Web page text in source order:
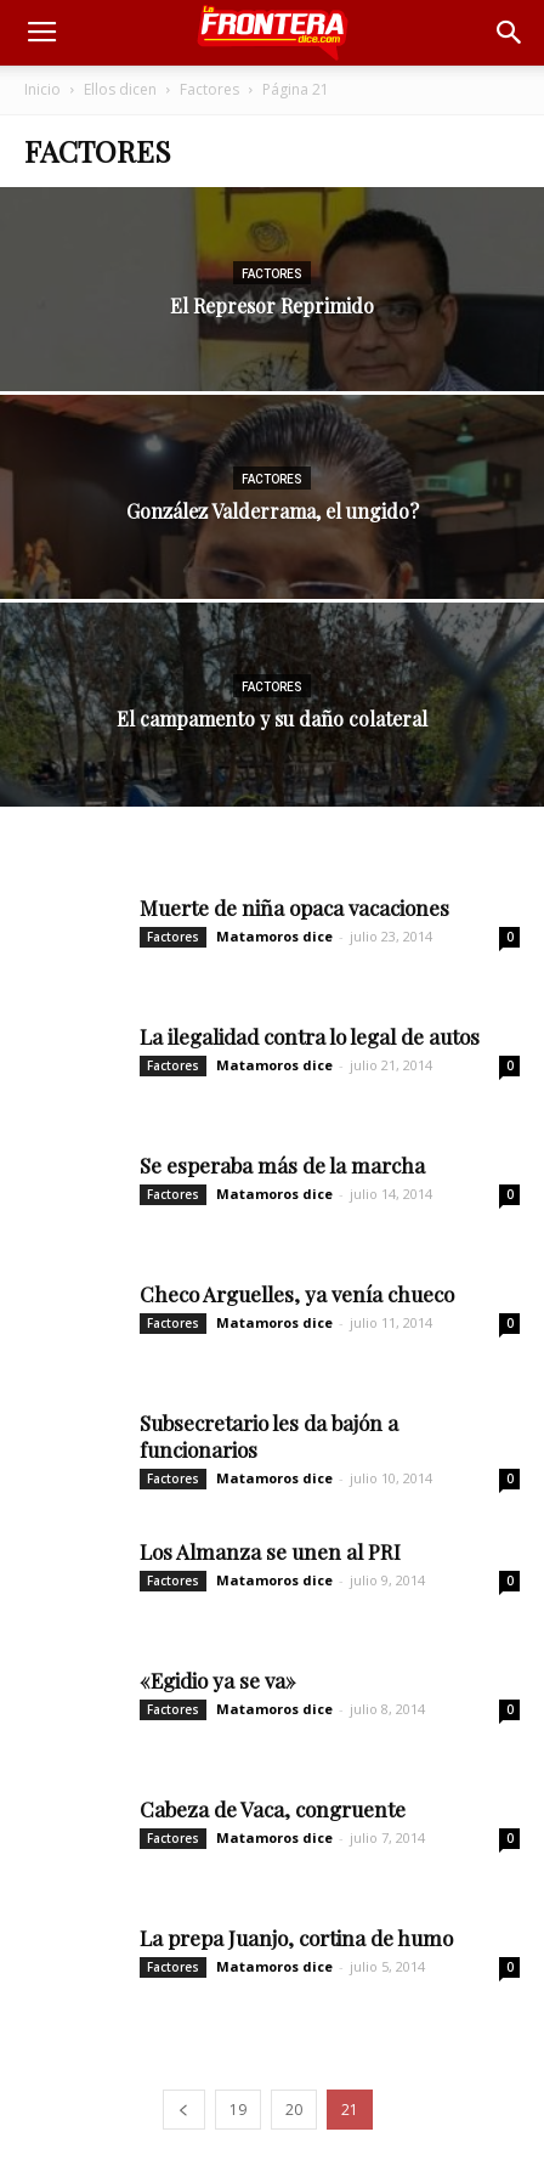
Inicio Ellos dicen Factores Página 21
FACTORES
FACTORES
El Represor Reprimido
FACTORES
González Valderrama, el ungido?
FACTORES
El campamento y su daño colateral
Muerte de niña opaca vacaciones
Factores Matamoros dice - julio 23, 2014 0
La ilegalidad contra lo legal de autos
Factores Matamoros dice - julio 21, 2014 0
Se esperaba más de la marcha
Factores Matamoros dice - julio 14, 2014 0
Checo Arguelles, ya venía chueco
Factores Matamoros dice - julio 11, 2014 0
Subsecretario les da bajón a
funcionarios
Factores Matamoros dice - julio 10, 2014 0
Los Almanza se unen al PRI
Factores Matamoros dice - julio 9, 2014 0
«Egidio ya se va»
Factores Matamoros dice - julio 8, 2014 0
Cabeza de Vaca, congruente
Factores Matamoros dice - julio 7, 2014 0
La prepa Juanjo, cortina de humo
Factores Matamoros dice - julio 5, 2014 0
19 20 21